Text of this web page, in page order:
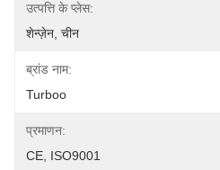
उत्पत्ति के प्लेस:
शेन्ज़ेन, चीन
ब्रांड नाम:
Turboo
प्रमाणन:
CE, ISO9001